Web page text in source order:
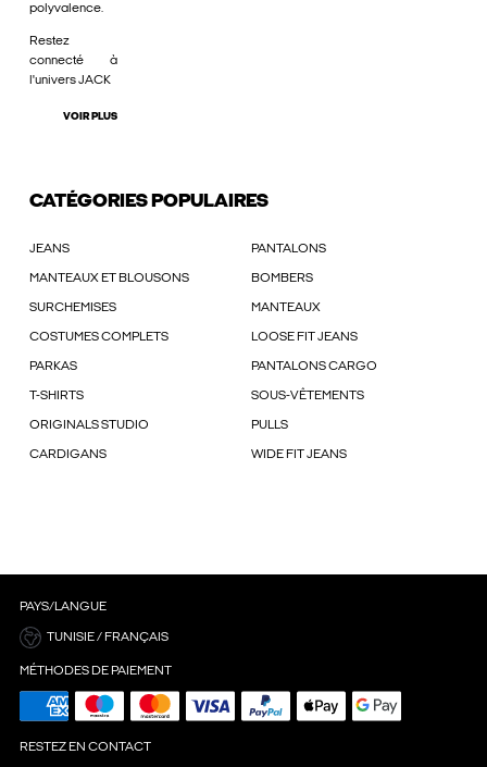
polyvalence.
Restez
connecté à
l'univers JACK
VOIR PLUS
CATÉGORIES POPULAIRES
JEANS PANTALONS
MANTEAUX ET BLOUSONS BOMBERS
SURCHEMISES MANTEAUX
COSTUMES COMPLETS LOOSE FIT JEANS
PARKAS PANTALONS CARGO
T-SHIRTS SOUS-VÊTEMENTS
ORIGINALS STUDIO PULLS
CARDIGANS WIDE FIT JEANS
PAYS/LANGUE
TUNISIE / FRANÇAIS
MÉTHODES DE PAIEMENT
RESTEZ EN CONTACT